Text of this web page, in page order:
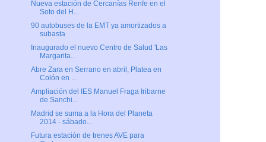
Nueva estación de Cercanías Renfe en el
Soto del H...
90 autobuses de la EMT ya amortizados a
subasta
Inaugurado el nuevo Centro de Salud 'Las
Margarita...
Abre Zara en Serrano en abril, Platea en
Colón en ...
Ampliación del IES Manuel Fraga Iribarne
de Sanchi...
Madrid se suma a la Hora del Planeta
2014 - sábado...
Futura estación de trenes AVE para